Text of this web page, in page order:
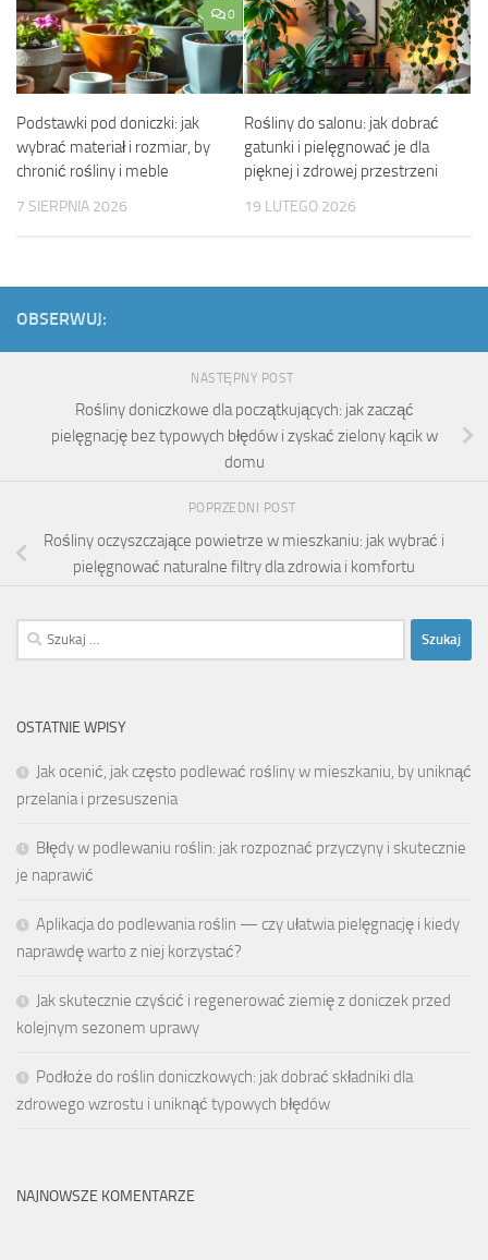
0
Podstawki pod doniczki: jak
wybrać materiał i rozmiar, by
chronić rośliny i meble
7 SIERPNIA 2026
Rośliny do salonu: jak dobrać
gatunki i pielęgnować je dla
pięknej i zdrowej przestrzeni
19 LUTEGO 2026
OBSERWUJ:
NASTĘPNY POST
Rośliny doniczkowe dla początkujących: jak zacząć
pielęgnację bez typowych błędów i zyskać zielony kącik w
domu
POPRZEDNI POST
Rośliny oczyszczające powietrze w mieszkaniu: jak wybrać i
pielęgnować naturalne filtry dla zdrowia i komfortu
Szukaj:
OSTATNIE WPISY
Jak ocenić, jak często podlewać rośliny w mieszkaniu, by uniknąć
przelania i przesuszenia
Błędy w podlewaniu roślin: jak rozpoznać przyczyny i skutecznie
je naprawić
Aplikacja do podlewania roślin — czy ułatwia pielęgnację i kiedy
naprawdę warto z niej korzystać?
Jak skutecznie czyścić i regenerować ziemię z doniczek przed
kolejnym sezonem uprawy
Podłoże do roślin doniczkowych: jak dobrać składniki dla
zdrowego wzrostu i uniknąć typowych błędów
NAJNOWSZE KOMENTARZE